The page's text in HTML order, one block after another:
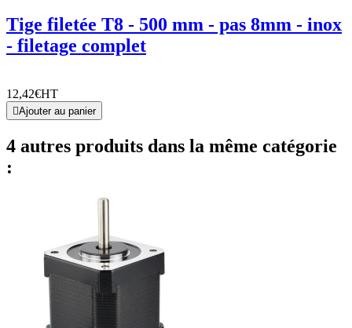
Tige filetée T8 - 500 mm - pas 8mm - inox
- filetage complet
12,42€HT
Ajouter au panier
4 autres produits dans la même catégorie
: